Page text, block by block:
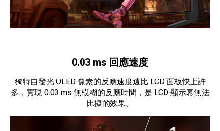
0.03 ms 回應速度
獨特自發光 OLED 像素的反應速度遠比 LCD 面板快上許
多，實現 0.03 ms 無模糊的反應時間，是 LCD 顯示幕無法
比擬的效果。